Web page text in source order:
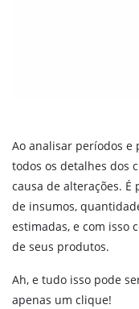
Ao analisar períodos e
todos os detalhes dos
causa de alterações. É
de insumos,
estimadas, e com isso
de seus produtos.
Ah, e tudo isso pode
apenas um clique!